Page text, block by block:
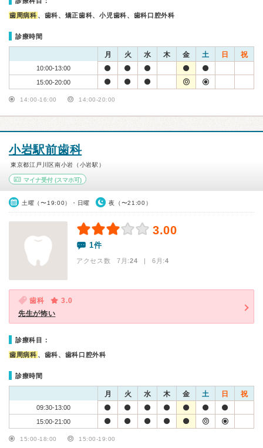
歯周病科 、歯科、矯正歯科、小児歯科、歯科口腔外科
診療時間
月 火 水 木 金 土 日 祝
10:00-13:00
15:00-20:00
14:00-16:00 14:00-20:00
小岩駅前歯科
東京都江戸川区南小岩（小岩駅）
マイナ受付 (スマホ可)
土曜（〜19:00）・日曜 夜（〜21:00）
3.00
1件
アクセス数 7月:24 | 6月:4
歯科
3.0
先生が怖い
診療科目：
歯周病科 、歯科、歯科口腔外科
診療時間
月 火 水 木 金 土 日 祝
09:30-13:00
15:00-21:00
15:00-18:00 15:00-19:00